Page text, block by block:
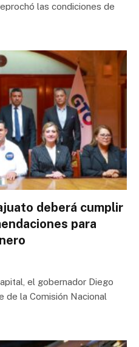
las condiciones de
deberá cumplir
para
el gobernador Diego
de la Comisión Nacional